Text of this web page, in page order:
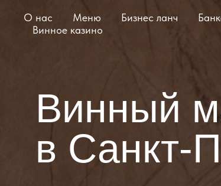
О нас Меню Бизнес ланч
Винное казино
Винный
в Санкт-